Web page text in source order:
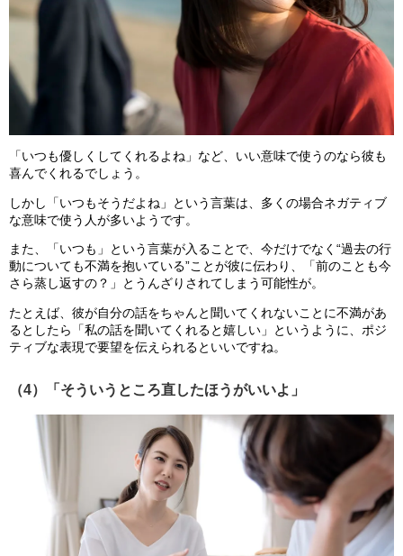
「いつも優しくしてくれるよね」など、いい意味で使うのなら彼も
喜んでくれるでしょう。
しかし「いつもそうだよね」という言葉は、多くの場合ネガティブ
な意味で使う人が多いようです。
また、「いつも」という言葉が入ることで、今だけでなく“過去の行
動についても不満を抱いている”ことが彼に伝わり、「前のことも今
さら蒸し返すの？」とうんざりされてしまう可能性が。
たとえば、彼が自分の話をちゃんと聞いてくれないことに不満があ
るとしたら「私の話を聞いてくれると嬉しい」というように、ポジ
ティブな表現で要望を伝えられるといいですね。
（4）「そういうところ直したほうがいいよ」